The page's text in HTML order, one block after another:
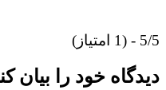
5/5 - (1 امتیاز)
دیدگاه خود را بیان